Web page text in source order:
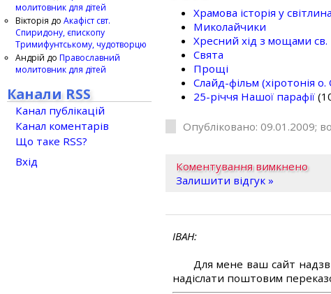
Храмова історія у
Миколайчики
Хресний хід з мощами
Свята
Прощі
Слайд-фільм (хіротонія
25-рiччя Нашої парафiї
Опубліковано: 09.01.2009;
Коментування вимкнено
Залишити відгук »
ІВАН
Для мене ваш сайт
надіслати поштовим
молитовник для дітей
Вікторія до Акафіст свт.
Спиридону, єпископу
Тримифунтському, чудотворцю
Андрій до Православний
молитовник для дітей
Канали RSS
Канал публікацій
Канал коментарів
Що таке RSS?
Вхід